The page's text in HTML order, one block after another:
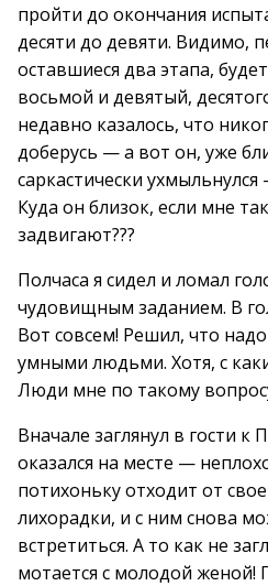
пройти до окончания
десяти до девяти. Видимо,
оставшиеся два этапа,
восьмой и девятый,
недавно казалось, что
доберусь — а вот он, уже
саркастически
Куда он близок, если мне
задвигают???
Полчаса я сидел и ломал
чудовищным заданием. В
Вот совсем! Решил, что
умными людьми. Хотя, с
Люди мне по такому
Вначале заглянул в гости к
оказался на месте —
потихоньку отходит от
лихорадки, и с ним снова
встретиться. А то как не
мотается с молодой женой!